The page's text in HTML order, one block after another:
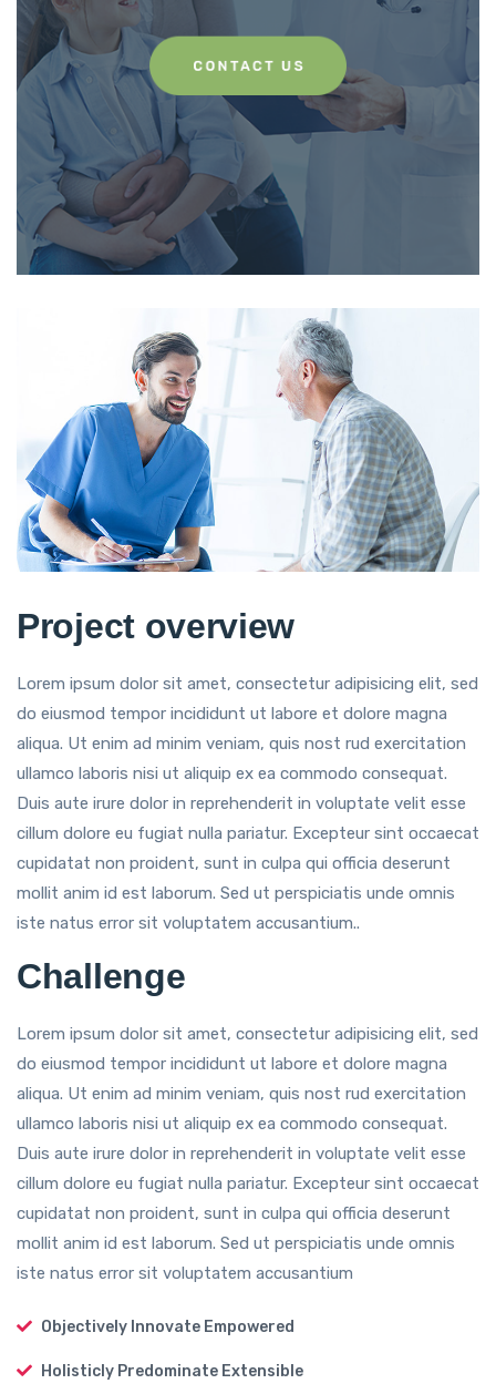
Project overview
Lorem ipsum dolor sit amet, consectetur adipisicing elit, sed
do eiusmod tempor incididunt ut labore et dolore magna
aliqua. Ut enim ad minim veniam, quis nost rud exercitation
ullamco laboris nisi ut aliquip ex ea commodo consequat.
Duis aute irure dolor in reprehenderit in voluptate velit esse
cillum dolore eu fugiat nulla pariatur. Excepteur sint occaecat
cupidatat non proident, sunt in culpa qui officia deserunt
mollit anim id est laborum. Sed ut perspiciatis unde omnis
iste natus error sit voluptatem accusantium..
Challenge
Lorem ipsum dolor sit amet, consectetur adipisicing elit, sed
do eiusmod tempor incididunt ut labore et dolore magna
aliqua. Ut enim ad minim veniam, quis nost rud exercitation
ullamco laboris nisi ut aliquip ex ea commodo consequat.
Duis aute irure dolor in reprehenderit in voluptate velit esse
cillum dolore eu fugiat nulla pariatur. Excepteur sint occaecat
cupidatat non proident, sunt in culpa qui officia deserunt
mollit anim id est laborum. Sed ut perspiciatis unde omnis
iste natus error sit voluptatem accusantium
Objectively Innovate Empowered
Holisticly Predominate Extensible